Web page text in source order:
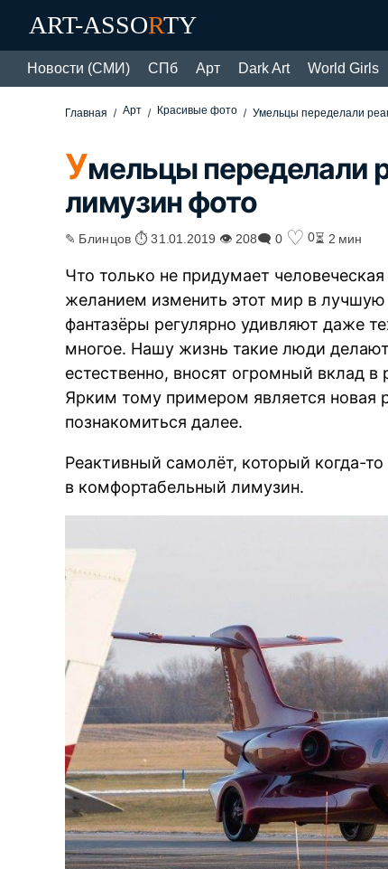
ART-ASSORTY
Новости (СМИ) СПб Арт Dark Art World Girls
Главная Арт Красивые фото Умельцы переделали
Умельцы переделали
лимузин фото
✎ Блинцов ⏱ 31.01.2019 👁 208🗨 0 ♡ 0⏳ 2 мин
Что только не придумает
желанием изменить этот мир в
фантазёры регулярно удивляют даже
многое. Нашу жизнь такие люди
естественно, вносят огромный вклад
Ярким тому примером является новая
познакомиться далее.
Реактивный самолёт, который когда-
в комфортабельный лимузин.